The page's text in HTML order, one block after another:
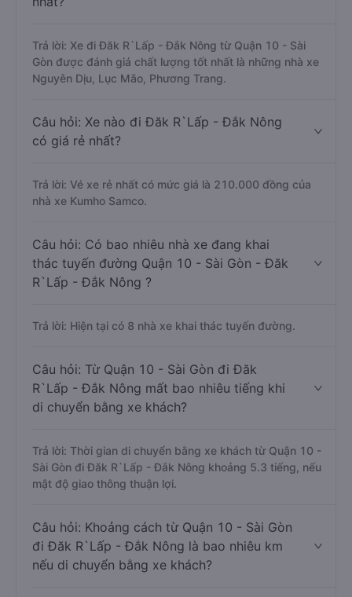
Trả lời: Xe đi Đăk R`Lấp - Đắk Nông từ Quận 10 - Sài
Gòn được đánh giá chất lượng tốt nhất là những nhà xe
Nguyên Dịu, Lục Mão, Phương Trang.
Câu hỏi: Xe nào đi Đăk R`Lấp - Đắk Nông
có giá rẻ nhất?
Trả lời: Vé xe rẻ nhất có mức giá là 210.000 đồng của
nhà xe Kumho Samco.
Câu hỏi: Có bao nhiêu nhà xe đang khai
thác tuyến đường Quận 10 - Sài Gòn - Đăk
R`Lấp - Đắk Nông ?
Trả lời: Hiện tại có 8 nhà xe khai thác tuyến đường.
Câu hỏi: Từ Quận 10 - Sài Gòn đi Đăk
R`Lấp - Đắk Nông mất bao nhiêu tiếng khi
di chuyển bằng xe khách?
Trả lời: Thời gian di chuyển bằng xe khách từ Quận 10 -
Sài Gòn đi Đăk R`Lấp - Đắk Nông khoảng 5.3 tiếng, nếu
mật độ giao thông thuận lợi.
Câu hỏi: Khoảng cách từ Quận 10 - Sài Gòn
đi Đăk R`Lấp - Đắk Nông là bao nhiêu km
nếu di chuyển bằng xe khách?